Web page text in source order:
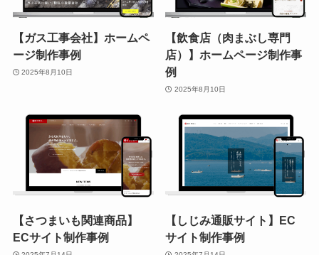
【ガス工事会社】ホームペ
ージ制作事例
2025年8月10日
【飲食店（肉まぶし専門
店）】ホームページ制作事
例
2025年8月10日
【さつまいも関連商品】
ECサイト制作事例
【しじみ通販サイト】EC
サイト制作事例